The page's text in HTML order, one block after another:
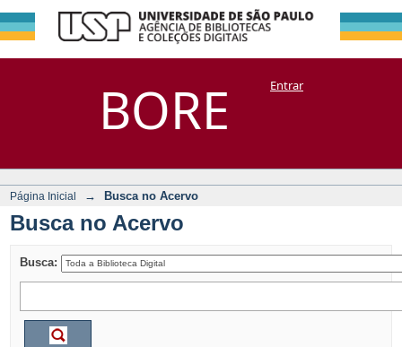
BORE
Busca no Acervo
DSpace/Manakin + CoriscoEntrar
Página Inicial → Busca no Acervo
Busca no Acervo
Busca: